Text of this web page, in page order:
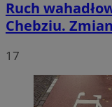
Ruch
Chebziu.
17